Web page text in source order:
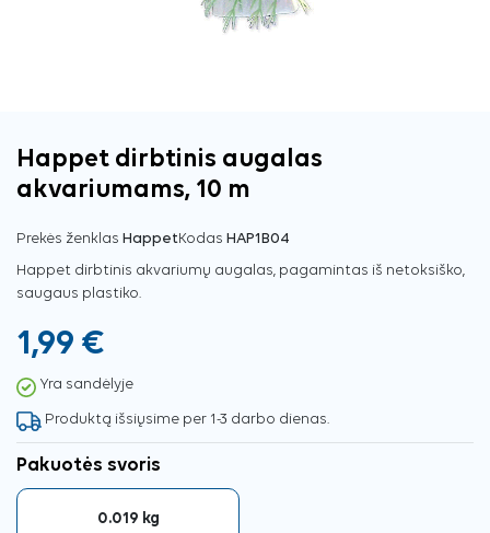
Happet dirbtinis augalas
akvariumams, 10 m
Prekės ženklas HappetKodas HAP1B04
Happet dirbtinis akvariumų augalas, pagamintas iš netoksiško,
saugaus plastiko.
1,99 €
Yra sandėlyje
Produktą išsiųsime per 1-3 darbo dienas.
Pakuotės svoris
0.019 kg